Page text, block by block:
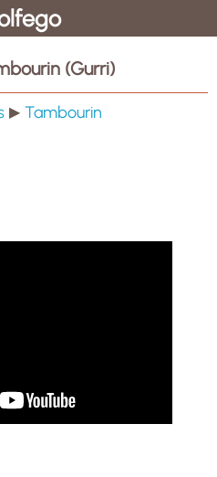
(Gurri)
▶ Tambourin